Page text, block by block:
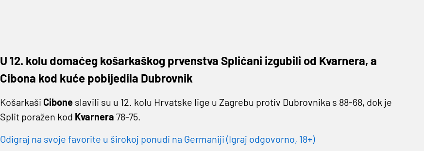
U 12. kolu domaćeg košarkaškog prvenstva Splićani izgubili od Kvarnera, a
Cibona kod kuće pobijedila Dubrovnik
Košarkaši Ciboneslavili su u 12. kolu Hrvatske lige u Zagrebu protiv Dubrovnika s 88-68, dok je
Split poražen kod Kvarnera 78-75.
Odigraj na svoje favorite u širokoj ponudi na Germaniji (Igraj odgovorno, 18+)